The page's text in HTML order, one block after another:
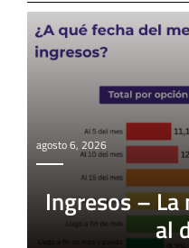
agosto 6, 2026
Ingresos –
al